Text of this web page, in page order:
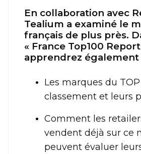
En collaboration avec
Tealium a examiné le
français de plus près.
« France Top100
apprendrez également
Les marques du
classement et leurs
Comment les
vendent déjà sur ce
peuvent évaluer